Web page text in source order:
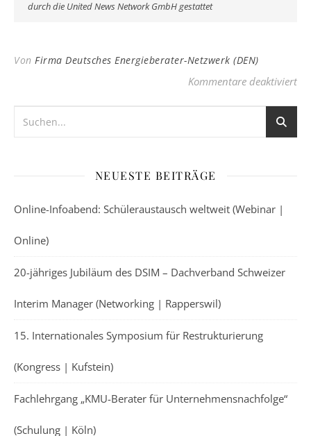
durch die United News Network GmbH gestattet
Von Firma Deutsches Energieberater-Netzwerk (DEN)
Kommentare deaktiviert
NEUESTE BEITRÄGE
Online-Infoabend: Schüleraustausch weltweit (Webinar |
Online)
20-jähriges Jubiläum des DSIM – Dachverband Schweizer
Interim Manager (Networking | Rapperswil)
15. Internationales Symposium für Restrukturierung
(Kongress | Kufstein)
Fachlehrgang „KMU-Berater für Unternehmensnachfolge“
(Schulung | Köln)